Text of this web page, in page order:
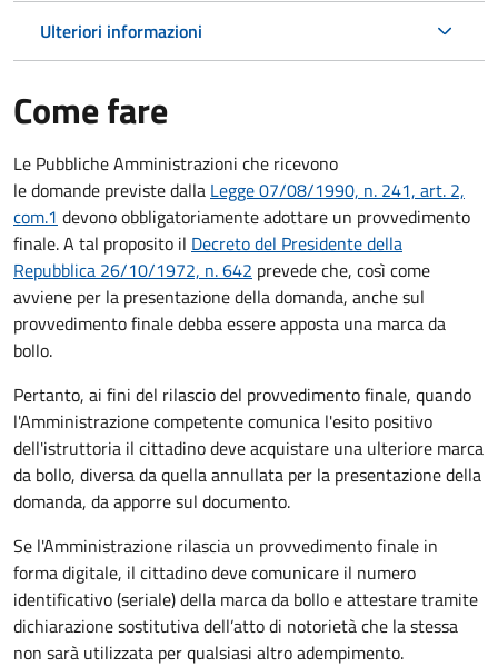
Ulteriori informazioni
Come fare
Le Pubbliche Amministrazioni che ricevono
le domande previste dalla Legge 07/08/1990, n. 241, art. 2,
com.1 devono obbligatoriamente adottare un provvedimento
finale. A tal proposito il Decreto del Presidente della
Repubblica 26/10/1972, n. 642 prevede che, così come
avviene per la presentazione della domanda, anche sul
provvedimento finale debba essere apposta una marca da
bollo.
Pertanto, ai fini del rilascio del provvedimento finale, quando
l'Amministrazione competente comunica l'esito positivo
dell'istruttoria il cittadino deve acquistare una ulteriore marca
da bollo, diversa da quella annullata per la presentazione della
domanda, da apporre sul documento.
Se l'Amministrazione rilascia un provvedimento finale in
forma digitale, il cittadino devecomunicare il numero
identificativo (seriale) della marca da bollo e attestare tramite
dichiarazione sostitutiva dell’atto di notorietà che la stessa
non sarà utilizzata per qualsiasi altro adempimento.